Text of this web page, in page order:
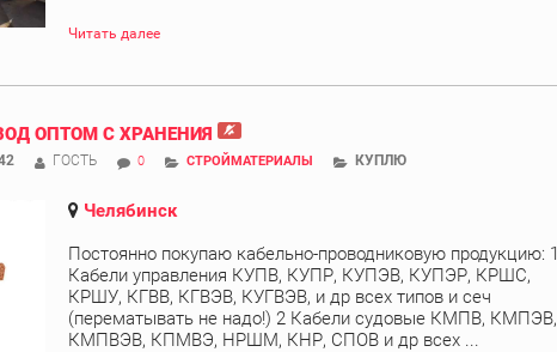
Читать далее
ОПТОМ С ХРАНЕНИЯ
ГОСТЬ 0 СТРОЙМАТЕРИАЛЫ КУПЛЮ
Челябинск
Постоянно покупаю кабельно-проводниковую продукцию: 1
Кабели управления КУПВ, КУПР, КУПЭВ, КУПЭР, КРШС,
КРШУ, КГВВ, КГВЭВ, КУГВЭВ, и др всех типов и сеч
(перематывать не надо!) 2 Кабели судовые КМПВ, КМПЭВ,
КМПВЭВ, КПМВЭ, НРШМ, КНР, СПОВ и др всех ...